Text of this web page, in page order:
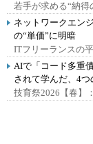
若手が求める“納得
ネットワークエン
の“単価”に明暗
ITフリーランスの
AIで「コード多重
されて学んだ、4
技育祭2026【春】：